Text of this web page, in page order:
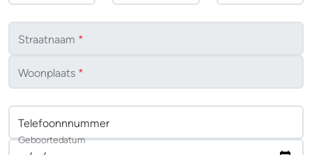
Straatnaam *
Woonplaats *
Telefoonnnummer
Geboortedatum